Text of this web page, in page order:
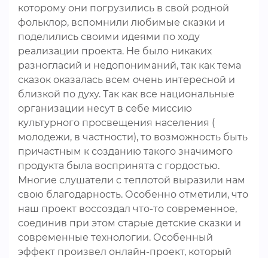
которому они погрузились в свой родной
фольклор, вспомнили любимые сказки и
поделились своими идеями по ходу
реализации проекта. Не было никаких
разногласий и недопониманий, так как тема
сказок оказалась всем очень интересной и
близкой по духу. Так как все национальные
организации несут в себе миссию
культурного просвещения населения (
молодежи, в частности), то возможность быть
причастным к созданию такого значимого
продукта была воспринята с гордостью.
Многие слушатели с теплотой выразили нам
свою благодарность. Особенно отметили, что
наш проект воссоздал что-то современное,
соединив при этом старые детские сказки и
современные технологии. Особенный
эффект произвел онлайн-проект, который